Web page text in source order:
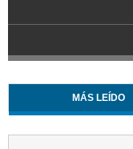
MÁS LEÍDO